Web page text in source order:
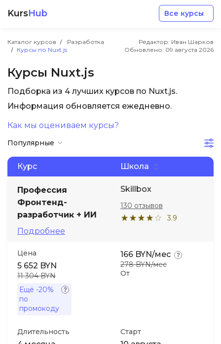
KursHub Все курсы
Каталог курсов
Разработка
Курсы по Nuxt.js
Редактор: Иван Шарков
Обновлено: 09 августа 2026
Курсы Nuxt.js
Подборка из 4 лучших курсов по Nuxt.js.
Информация обновляется ежедневно.
Как мы оцениваем курсы?
Популярные
Курс Школа
Профессия
Фронтенд-
разработчик + ИИ
Подробнее
Skillbox
3.9
130 отзывов
Цена
5 652 BYN
11 304 BYN
Ещё -20%
по
промокоду
От
166 BYN/мес
278 BYN/мес
Длительность Старт
Разработка
Дизайн
Аналитика
Менеджмент
Soft Skills
ДПО
Детям